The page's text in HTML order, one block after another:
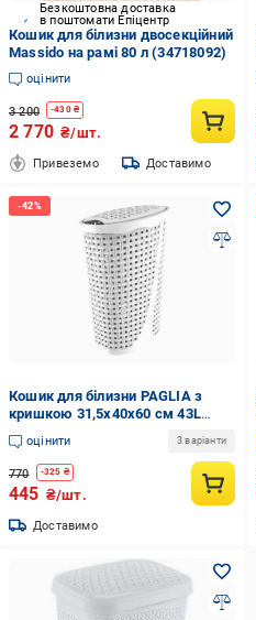
Безкоштовна доставка
в поштомати Епіцентр
Кошик для білизни двосекційний
Massido на рамі 80 л (34718092)
оцінити
3 200 -430₴
2 770 ₴/шт.
Привеземо Доставимо
Кошик для білизни PAGLIA з
кришкою 31,5x40x60 см 43L
Молочний (4126)
оцінити 3 варіанти
770 -325 ₴
445 ₴/шт.
Доставимо